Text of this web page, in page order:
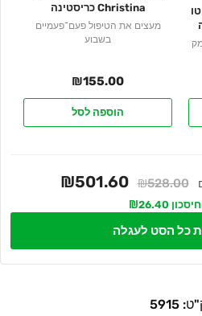
Christina כריסטינה
מעצים את הטיפול פעם־פעמיים
בשבוע
₪155.00
הוספה לסל
₪528.00
₪501.60
כל הסט לעגלה
5915